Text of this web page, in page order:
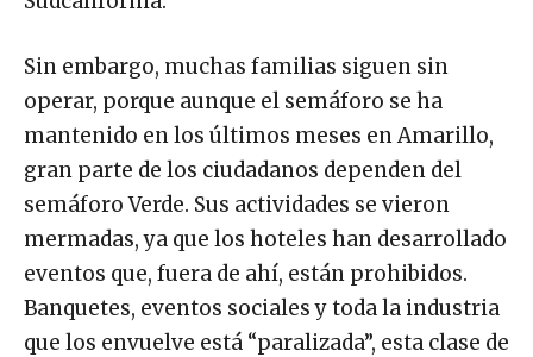
Sin embargo, muchas familias siguen sin
operar, porque aunque el semáforo se ha
mantenido en los últimos meses en Amarillo,
gran parte de los ciudadanos dependen del
semáforo Verde. Sus actividades se vieron
mermadas, ya que los hoteles han desarrollado
eventos que, fuera de ahí, están prohibidos.
Banquetes, eventos sociales y toda la industria
que los envuelve está “paralizada”, esta clase de